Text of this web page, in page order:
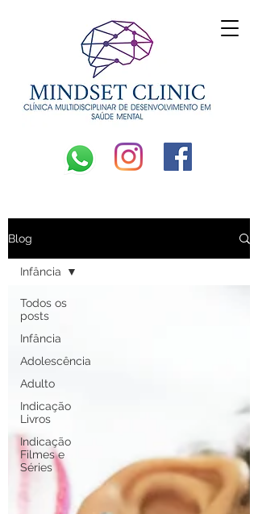
Blog
Todos os
posts
Infância
Adolescência
Adulto
Indicação
Livros
Indicação
Filmes e
Séries
Infância